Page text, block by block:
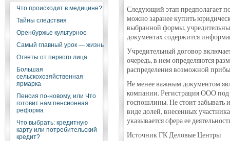
Что происходит в медицине?
Тайны следствия
Оренбуржье культурное
Самый главный урок — жизнь
Ответы от первого лица
Большая
сельскохозяйственная
ярмарка
Пенсия по-новому, или Что
готовит нам пенсионная
реформа
Что выбрать: кредитную
карту или потребительский
кредит?
Следующий этап предполагает
можно заранее купить
выбранной формы,
документах содержится
Учредительный договор
очередь, в нем определяются
распределения возможной
Не менее важным документом
компании. Регистрация ООО под
госпошлины. Не стоит забывать
виде долей, внесенных
указывается сфера ее
Источник ГК Деловые Центры